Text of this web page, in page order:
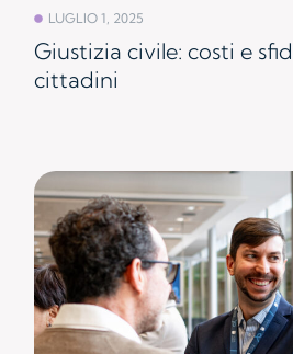
LUGLIO 1, 2025
Giustizia civile: costi e
cittadini